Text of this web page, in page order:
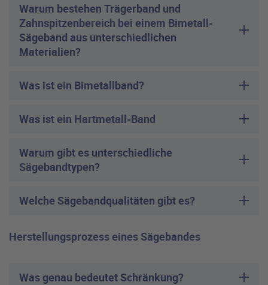
Warum bestehen Trägerband und
Zahnspitzenbereich bei einem Bimetall-
Sägeband aus unterschiedlichen
Materialien?
Was ist ein Bimetallband?
Was ist ein Hartmetall-Band
Warum gibt es unterschiedliche
Sägebandtypen?
Welche Sägebandqualitäten gibt es?
Herstellungsprozess eines Sägebandes
Was genau bedeutet Schränkung?